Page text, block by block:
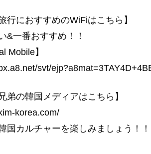
行におすすめのWiFiはこちら】
&一番おすすめ！！
Mobile】
svt/
弟の韓国メディアはこちら】
korea.com/
国カルチャーを楽しみましょう！！